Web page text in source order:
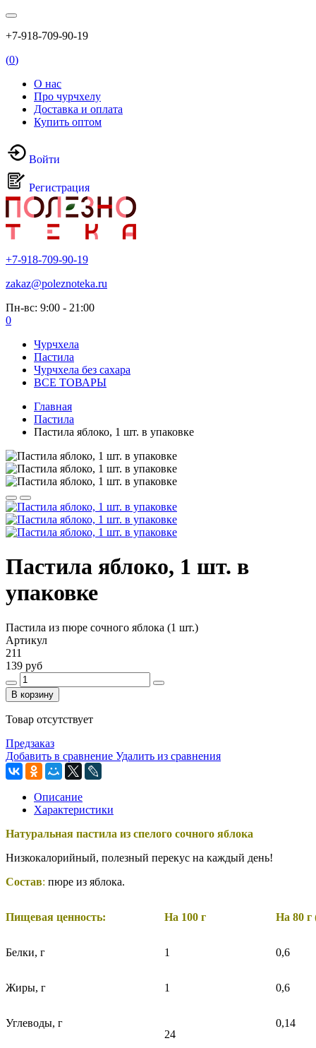
+7-918-709-90-19
(0)
О нас
Про чурчхелу
Доставка и оплата
Купить оптом
Войти
Регистрация
+7-918-709-90-19
zakaz@poleznoteka.ru
Пн-вс: 9:00 - 21:00
0
Чурчхела
Пастила
Чурчхела без сахара
ВСЕ ТОВАРЫ
Главная
Пастила
Пастила яблоко, 1 шт. в упаковке
Пастила яблоко, 1 шт. в
упаковке
Пастила из пюре сочного яблока (1 шт.)
Артикул
211
139 руб
В корзину
Товар отсутствует
Предзаказ
Добавить в сравнение Удалить из сравнения
Описание
Характеристики
Натуральная пастила из спелого сочного яблока
Низкокалорийный, полезный перекус на каждый день!
Состав: пюре из яблока.
Пищевая ценность: На 100 г На 80 г
Белки, г 1 0,6
Жиры, г 1 0,6
Углеводы, г
24
0,14